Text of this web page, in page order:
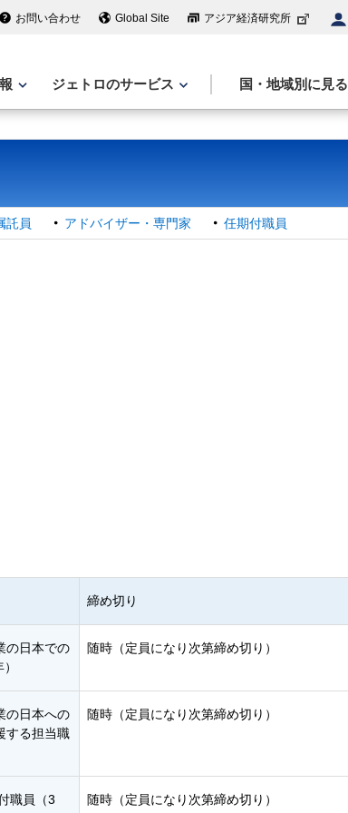
お問い合わせ Global Site アジア経済研究所
ジェトロのサービス 国・地域別に見る
託員 アドバイザー・専門家 任期付職員
締め切り
の日本での
随時（定員になり次第締め切り）
の日本への
する担当職
随時（定員になり次第締め切り）
職員（3
随時（定員になり次第締め切り）